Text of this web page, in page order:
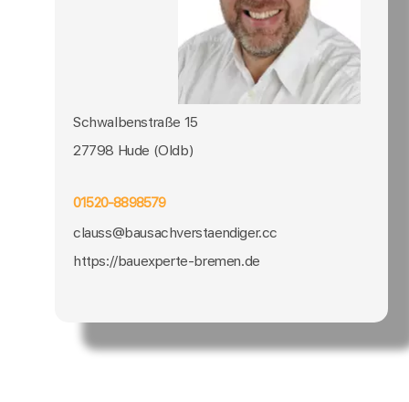
Schwalbenstraße 15
27798 Hude (Oldb)
01520-8898579
clauss@bausachverstaendiger.cc
https://bauexperte-bremen.de